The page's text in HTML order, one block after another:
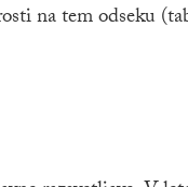
na tem odseku